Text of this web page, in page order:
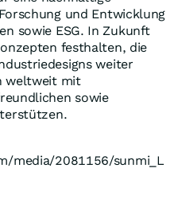
und Entwicklung
sowie ESG. In Zukunft
festhalten, die
weiter
weltweit mit
sowie
media/2081156/sunmi_L